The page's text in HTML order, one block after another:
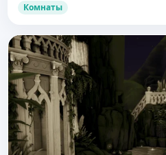
Комнаты